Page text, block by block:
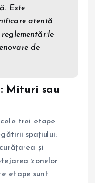
Este
atentă
reglementările
de
Mituri sau
trei etape
spațiului:
și
zonelor
etape sunt